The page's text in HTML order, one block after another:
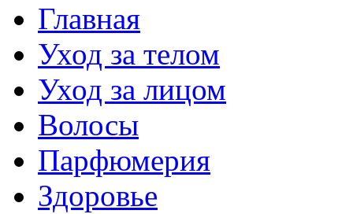
Главная
Уход за телом
Уход за лицом
Волосы
Парфюмерия
Здоровье